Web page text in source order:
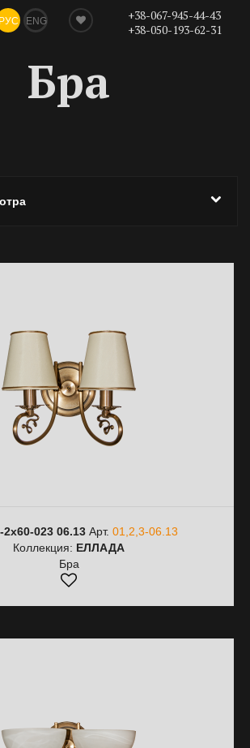
РУС ENG
+38-067-945-44-43
+38-050-193-62-31
Бра
023 06.13 Арт. 01,2,3-06.13
Коллекция: ЕЛЛАДА
Бра